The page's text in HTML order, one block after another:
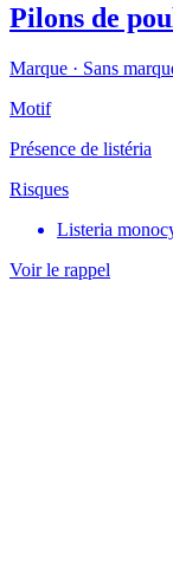
Pilons de
Marque · Sans
Motif
Présence de listéria
Risques
Listeria
Voir le rappel